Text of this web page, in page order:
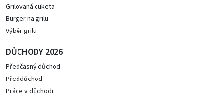
Grilovaná cuketa
Burger na grilu
Výběr grilu
DŮCHODY 2026
Předčasný důchod
Předdůchod
Práce v důchodu